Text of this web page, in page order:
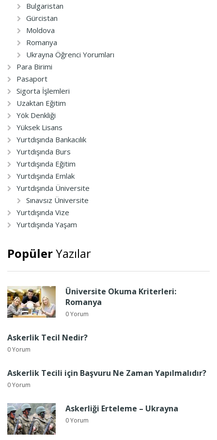
Bulgaristan
Gürcistan
Moldova
Romanya
Ukrayna Öğrenci Yorumları
Para Birimi
Pasaport
Sigorta İşlemleri
Uzaktan Eğitim
Yök Denkliği
Yüksek Lisans
Yurtdışında Bankacılık
Yurtdışında Burs
Yurtdışında Eğitim
Yurtdışında Emlak
Yurtdışında Üniversite
Sınavsız Üniversite
Yurtdışında Vize
Yurtdışında Yaşam
PopülerYazılar
Üniversite Okuma Kriterleri:
Romanya
0 Yorum
Askerlik Tecil Nedir?
0 Yorum
Askerlik Tecili için Başvuru Ne Zaman Yapılmalıdır?
0 Yorum
Askerliği Erteleme – Ukrayna
0 Yorum